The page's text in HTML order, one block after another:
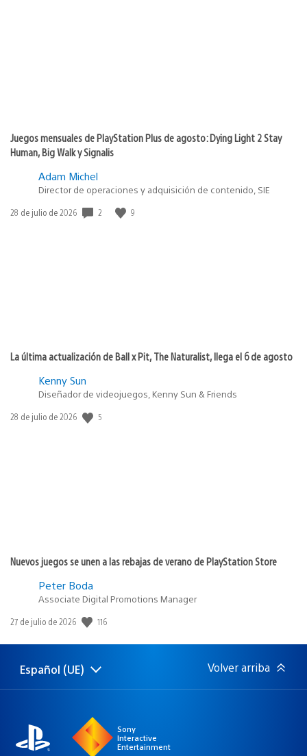
Juegos mensuales de PlayStation Plus de agosto: Dying Light 2 Stay
Human, Big Walk y Signalis
Adam Michel
Director de operaciones y adquisición de contenido, SIE
Fecha
28 de julio de 2026 2 9
La última actualización de Ball x Pit, The Naturalist, llega el 6 de agosto
Kenny Sun
Diseñador de videojuegos, Kenny Sun & Friends
Fecha
28 de julio de 2026 5
Nuevos juegos se unen a las rebajas de verano de PlayStation Store
Peter Boda
Associate Digital Promotions Manager
Fecha
publicación:
27 de julio de 2026 116
Selecciona
Región
Español (UE) Volver arriba
Sony
Interactive
Entertainment